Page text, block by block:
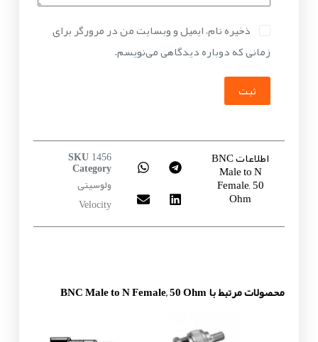
ذخیره نام، ایمیل و وبسایت من در مرورگر برای
زمانی که دوباره دیدگاهی می‌نویسم.
ثبت
اطلاعات BNC
Male to N
Female, 50
Ohm
SKU 1456
Category
ولوسیتی
Velocity
محصولات مرتبط با BNC Male to N Female, 50 Ohm